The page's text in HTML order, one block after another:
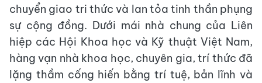
chuyển giao tri thức và lan tỏa tinh thần phụng
sự cộng đồng. Dưới mái nhà chung của Liên
hiệp các Hội Khoa học và Kỹ thuật Việt Nam,
hàng vạn nhà khoa học, chuyên gia, trí thức đã
lặng thầm cống hiến bằng trí tuệ, bản lĩnh và